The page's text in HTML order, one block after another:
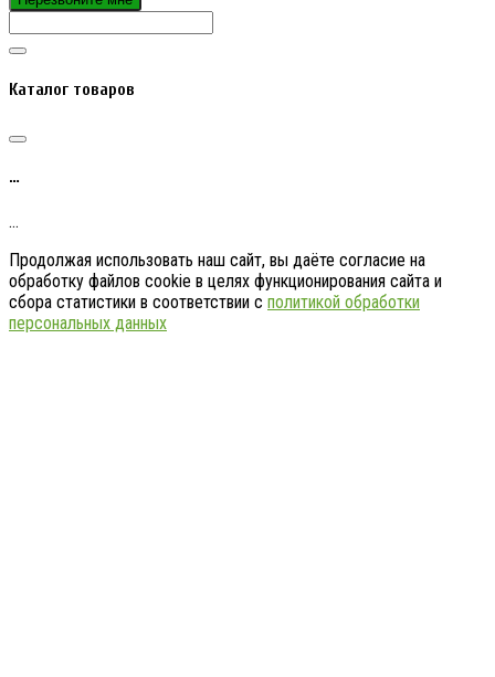
Каталог товаров
…
…
Продолжая использовать наш сайт, вы даёте согласие на
обработку файлов cookie в целях функционирования сайта и
сбора статистики в соответствии с политикой обработки
персональных данных